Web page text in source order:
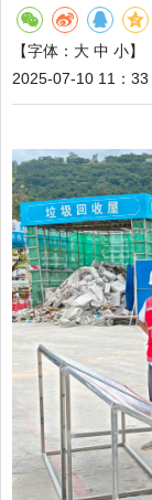
【字体： 大 中 小】
2025-07-10 11：33